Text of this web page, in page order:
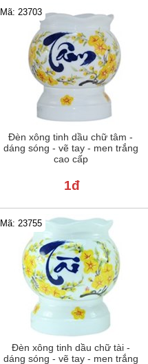
Đèn xông tinh dầu chữ tâm -
dáng sóng - vẽ tay - men trắng
cao cấp
Mã: 23703
1đ
Đèn xông tinh dầu chữ tài -
dáng sóng - vẽ tay - men trắng
Mã: 23755